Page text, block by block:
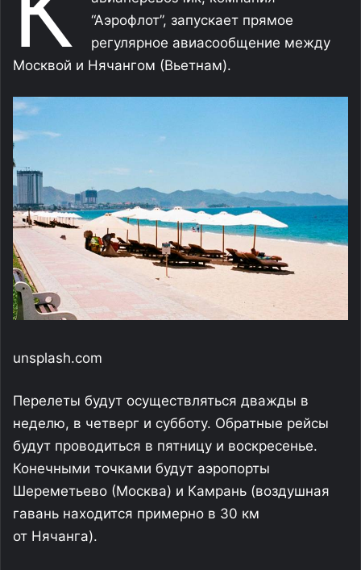
“Аэрофлот”, запускает прямое
регулярное авиасообщение между
Москвой и Нячангом (Вьетнам).
unsplash.com
Перелеты будут осуществляться дважды в
неделю, в четверг и субботу. Обратные рейсы
будут проводиться в пятницу и воскресенье.
Конечными точками будут аэропорты
Шереметьево (Москва) и Камрань (воздушная
гавань находится примерно в 30 км
от Нячанга).